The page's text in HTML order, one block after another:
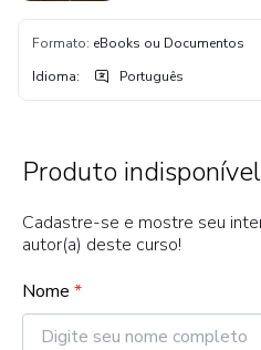
Formato: eBooks ou Documentos
Idioma: Português
Produto indisponível
Cadastre-se e mostre seu
autor(a) deste curso!
Nome *